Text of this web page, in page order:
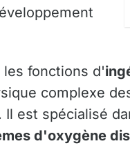
fonctions d'
complexe
est spécialisé
d'oxygène